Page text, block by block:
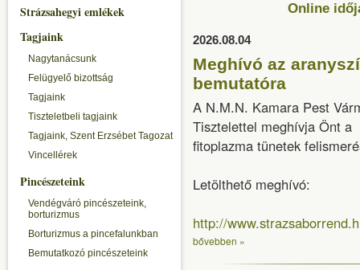
Strázsahegyi emlékek
Tagjaink
Nagytanácsunk
Felügyelő bizottság
Tagjaink
Tiszteletbeli tagjaink
Tagjaink, Szent Erzsébet Tagozat
Vincellérek
Pincészeteink
Vendégváró pincészeteink,
borturizmus
Borturizmus a pincefalunkban
Bemutatkozó pincészeteink
Online
2026.08.04
Meghívó az
bemutatóra
A N.M.N. Kamara Pest
Tisztelettel meghívja Önt a
fitoplazma tünetek
Letölthető meghívó:
http://
bővebben »